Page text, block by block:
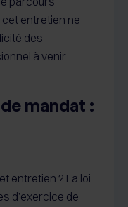
entretien ne
des
à venir.
mandat :
entretien ? La loi
d’exercice de